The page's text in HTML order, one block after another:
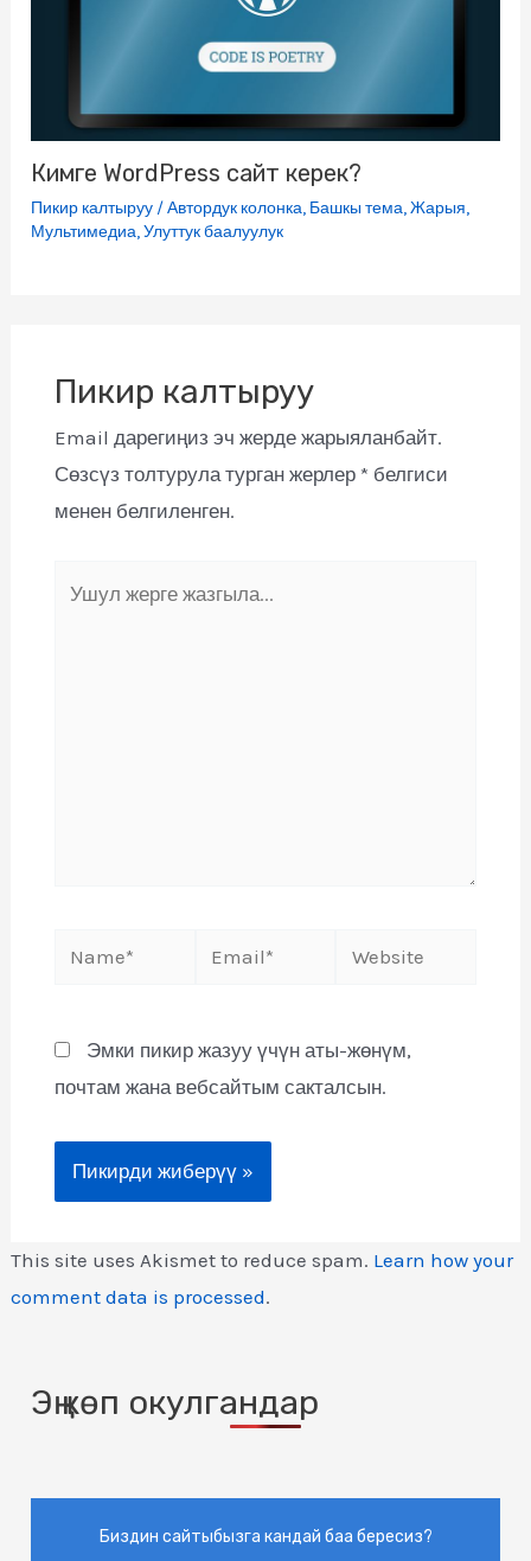
Кимге WordPress сайт керек?
Пикир калтыруу /Автордук колонка, Башкы тема,Жарыя,
Мультимедиа,Улуттук баалуулук
Пикир калтыруу
Email дарегиңиз эч жерде жарыяланбайт.
Сөзсүз толтурула турган жерлер * белгиси
менен белгиленген.
Эмки пикир жазуу үчүн аты-жөнүм,
почтам жана вебсайтым сакталсын.
This site uses Akismet to reduce spam. Learn how your
comment data is processed.
Эң көп окулгандар
Биздин сайтыбызга кандай баа бересиз?